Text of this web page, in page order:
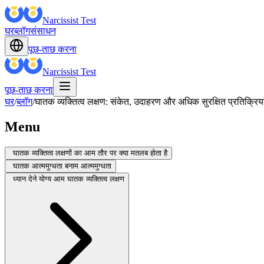
Narcissist Test
घरब्लॉगसंसाधन
पूछ-ताछ करना
Narcissist Test
पूछ-ताछ करना
घर/ब्लॉग/घातक व्यक्तित्व लक्षण: संकेत, उदाहरण और अधिक सुरक्षित
Menu
घातक व्यक्तित्व लक्षणों का आम तौर पर क्या मतलब होता है
घातक आत्ममुग्धता बनाम आत्ममुग्धता
ध्यान देने योग्य आम घातक व्यक्तित्व लक्षण